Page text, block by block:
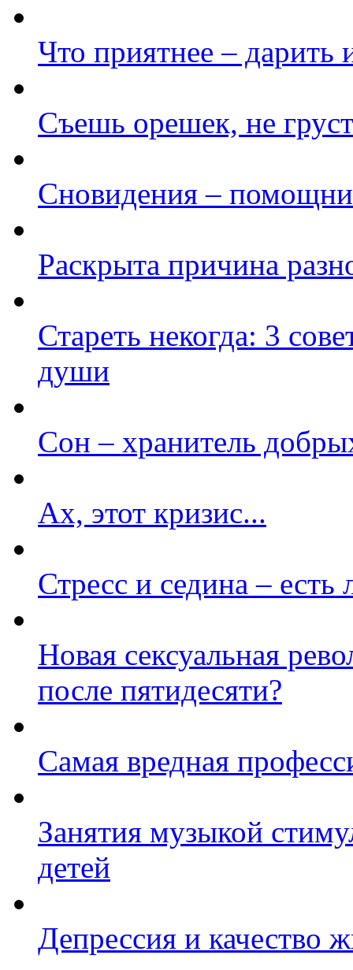
Что приятнее – дарить
Cъешь орешек, не
Сновидения –
Раскрыта причина
Стареть некогда: 3
души
Сон – хранитель
Ах, этот кризис...
Стресс и седина – есть
Новая сексуальная
после пятидесяти?
Самая вредная
Занятия музыкой
детей
Депрессия и качество